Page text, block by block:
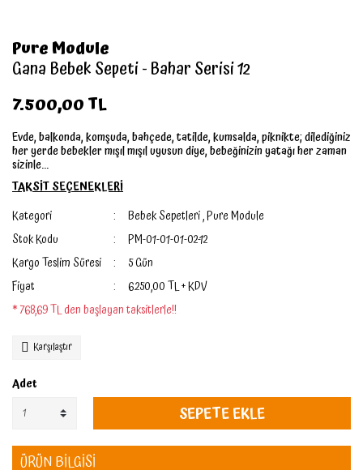
Pure Module
Gana Bebek Sepeti - Bahar Serisi 12
7.500,00 TL
Evde, balkonda, komşuda, bahçede, tatilde, kumsalda, piknikte; dilediğiniz
her yerde bebekler mışıl mışıl uyusun diye, bebeğinizin yatağı her zaman
sizinle...
TAKSİT SEÇENEKLERİ
Kategori
Bebek Sepetleri,Pure Module
Stok Kodu
PM-01-01-01-02-12
Kargo Teslim Süresi
5 Gün
Fiyat
6.250,00 TL + KDV
* 768,69 TL den başlayan taksitlerle!!
Karşılaştır
Adet
SEPETE EKLE
ÜRÜN BİLGİSİ